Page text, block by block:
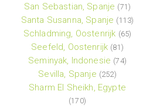
San Sebastian, Spanje (71)
Santa Susanna, Spanje (113)
Schladming, Oostenrijk (65)
Seefeld, Oostenrijk (81)
Seminyak, Indonesie (74)
Sevilla, Spanje (252)
Sharm El Sheikh, Egypte
(170)